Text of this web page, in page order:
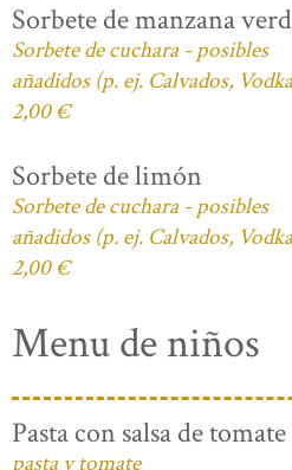
Sorbete de manzana
Sorbete de cuchara - posibles
añadidos (p. ej. Calvados,
2,00 €
Sorbete de limón
Sorbete de cuchara - posibles
añadidos (p. ej. Calvados,
2,00 €
Menu de niños
Pasta con salsa de tomate
pasta y tomate